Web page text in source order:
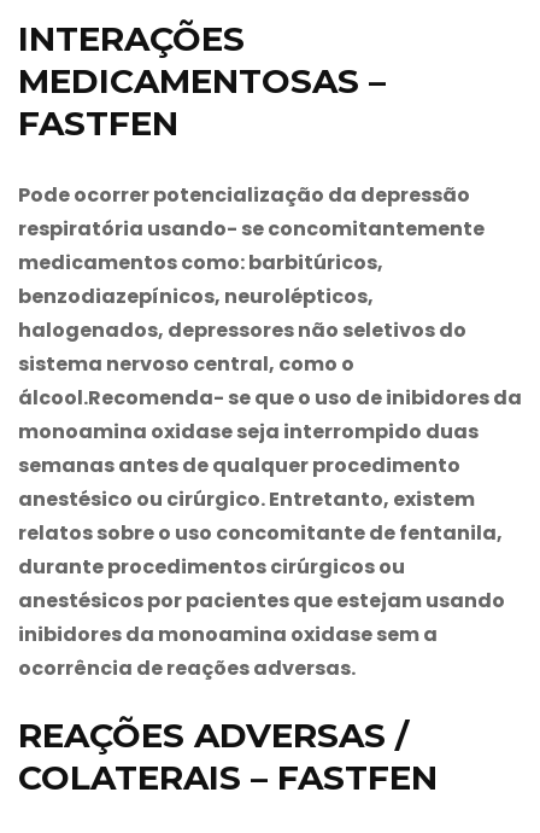
INTERAÇÕES
MEDICAMENTOSAS –
FASTFEN
Pode ocorrer potencialização da depressão
respiratória usando- se concomitantemente
medicamentos como: barbitúricos,
benzodiazepínicos, neurolépticos,
halogenados, depressores não seletivos do
sistema nervoso central, como o
álcool.Recomenda- se que o uso de inibidores da
monoamina oxidase seja interrompido duas
semanas antes de qualquer procedimento
anestésico ou cirúrgico. Entretanto, existem
relatos sobre o uso concomitante de fentanila,
durante procedimentos cirúrgicos ou
anestésicos por pacientes que estejam usando
inibidores da monoamina oxidase sem a
ocorrência de reações adversas.
REAÇÕES ADVERSAS /
COLATERAIS – FASTFEN